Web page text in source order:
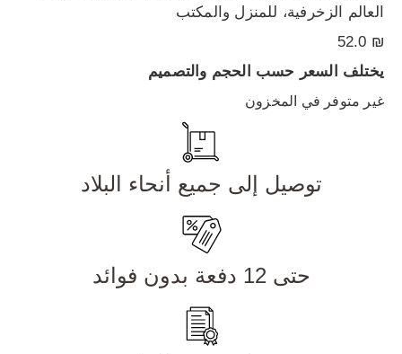
العالم الزخرفية، للمنزل والمكتب
52.0₪
يختلف السعر حسب الحجم والتصميم
غير متوفر في المخزون
توصيل إلى جميع أنحاء البلاد
حتى 12 دفعة بدون فوائد